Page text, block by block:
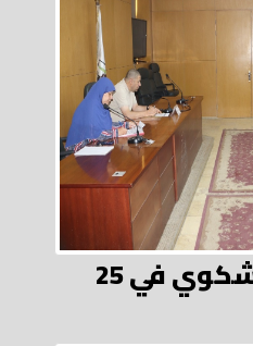
الاستجابة لـ 305 شكوي في 25